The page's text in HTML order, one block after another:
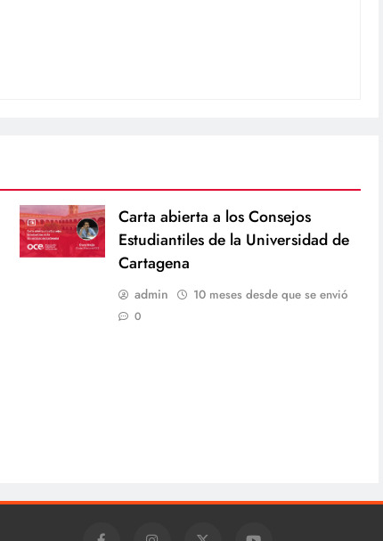
Carta abierta a los Consejos
Estudiantiles de la Universidad de
Cartagena
admin 10 meses desde que se envió
0